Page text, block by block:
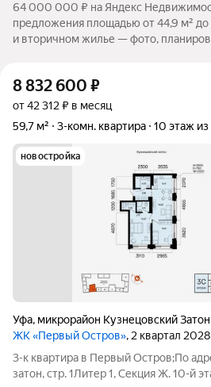
64 000 000 ₽ на Яндекс
предложения площадью от 44,9 м² до
и вторичном жилье — фото,
8 832 600 ₽
от 42 312 ₽ в месяц
59,7 м²
3-комн. квартира 10 этаж из
новостройка
Уфа, микрорайон Кузнецовский Затон
ЖК «Первый Остров», 2 квартал 2028
3-к квартира в Первый Остров;По
затон, стр. 1Литер 1, Секция Ж. 10-й